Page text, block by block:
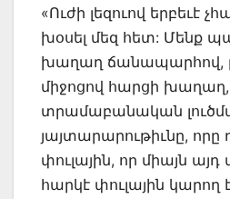
«Ուժի լեզուով երբեւէ
խօսել մեզ հետ: Մենք
խաղաղ ճանապարհով,
միջոցով հարցի խաղաղ,
տրամաբանական
յայտարարութիւնը, որը
փուլային, որ միայն
հարկէ փուլային կարող է